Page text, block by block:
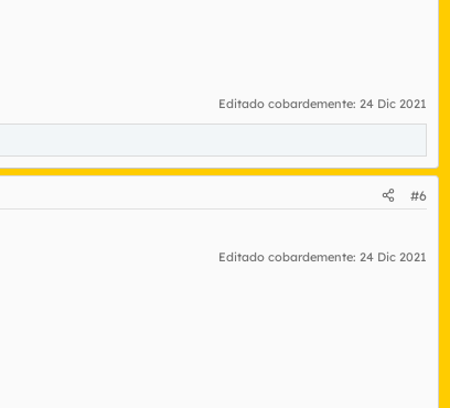
Editado cobardemente: 24 Dic 2021
#6
Editado cobardemente: 24 Dic 2021